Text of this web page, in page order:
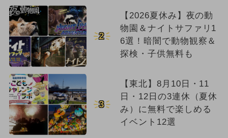
2
【2026夏休み】夜の動
物園＆ナイトサファリ1
6選！暗闇で動物観察＆
探検・子供無料も
3
【東北】8月10日・11
日・12日の3連休（夏休
み）に無料で楽しめる
イベント12選